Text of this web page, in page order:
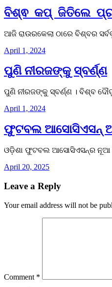
ବିଶ୍ଵ କପ୍ ଜିତିଲେ
ଆଜି ରାଉରକେଲା ଠାରେ ବିଶ୍ବର
April 1, 2024
ପୁଣି ନୀରଜଙ୍କୁ ସ୍ବର୍ଣ୍ଣ
ପୁଣି ନୀରଜଙ୍କୁ ସ୍ବର୍ଣ୍ଣ । ବିଶ୍ବ
April 1, 2024
ଫୁଟବଲ ଆସୋସିଏସନ୍
ଓଡ଼ିଶା ଫୁଟବଲ ଆସୋସିଏସନ୍‌ର ନୂଆ
April 20, 2025
Leave a Reply
Your email address will not be
Comment *